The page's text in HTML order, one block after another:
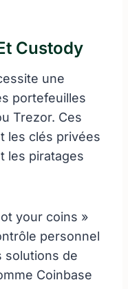
Custody
une
portefeuilles
Trezor. Ces
les clés privées
les piratages
your coins »
personnel
solutions de
Coinbase